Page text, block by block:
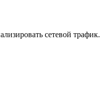
сетевой трафик.